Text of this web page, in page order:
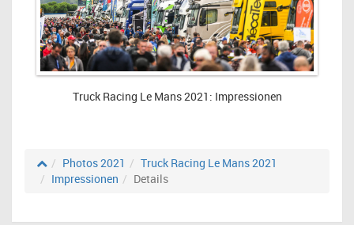
Truck Racing Le Mans 2021: Impressionen
Photos 2021
Truck Racing Le Mans 2021
Impressionen
Details